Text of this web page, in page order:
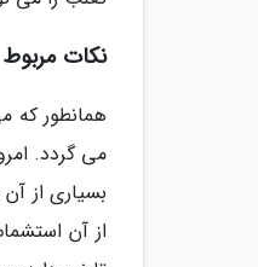
نکات
همانطور که
می گردد.
بسیاری از
از آن